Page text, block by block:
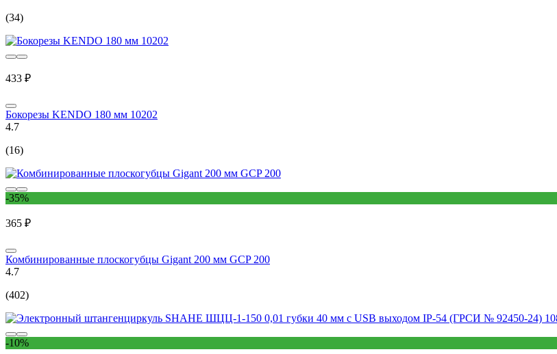
(34)
433 ₽
Бокорезы KENDO 180 мм 10202
4.7
(16)
-35%
365 ₽
Комбинированные плоскогубцы Gigant 200 мм GCP 200
4.7
(402)
-10%